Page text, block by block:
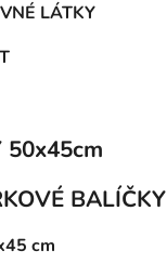
LÁTKY
50x45cm
BALÍČKY
cm